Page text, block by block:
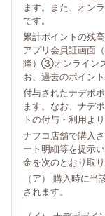
ます。また、オン
です。
累計ポイントの残
アプリ会員証画面
降）③オンライン
お、過去のポイン
付与されたナデポ
ます。なお、ナデ
トの付与・利用よ
ナフコ店舗で購入
ート明細等を提示
金を次のとおり取り
（ア） 購入時に
されます。